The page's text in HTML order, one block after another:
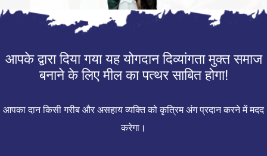
आपके द्वारा दिया गया यह योगदान दिव्यांगता मुक्त समाज
बनाने के लिए मील का पत्थर साबित होगा!
आपका दान किसी गरीब और असहाय व्यक्ति को कृत्रिम अंग प्रदान करने में मदद
करेगा।